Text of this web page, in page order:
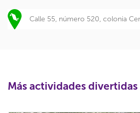
Calle 55, número 520, colonia
Más actividades